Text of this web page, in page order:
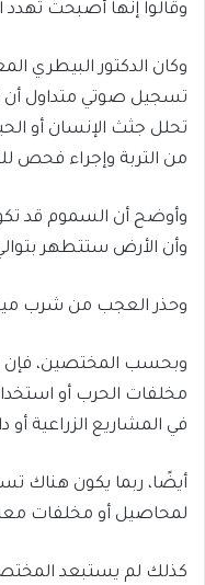
وقالوا إنها أصبحت تهدد
​وكان الدكتور البيطري
تسجيل صوتي متداول
تحلل جثث الإنسان أو
من التربة وإجراء فحص
​وأوضح أن السموم قد
وأن الأرض ستتطهر
​وحذر العجب من شرب مياه
​وبحسب المختصين، فإن
مخلفات الحرب أو
في المشاريع الزراعية أو
​أيضًا، ربما يكون هناك
لمحاصيل أو مخلفات
​كذلك لم يستبعد